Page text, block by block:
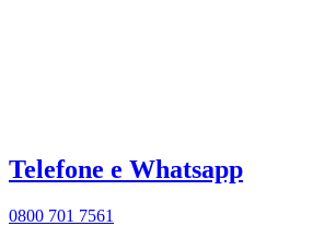
Telefone e Whatsapp
0800 701 7561